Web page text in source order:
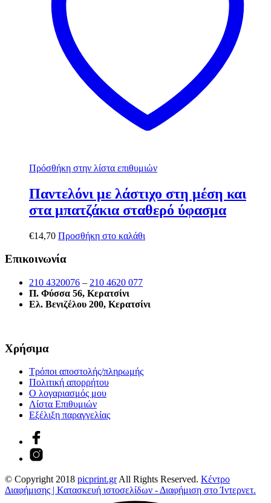
Πρόσθήκη στην λίστα επιθυμιών
Παντελόνι με λάστιχο στη μέση και
στα μπατζάκια σταθερό ύφασμα
€14,70 Προσθήκη στο καλάθι
Επικοινωνία
210 4320076 – 210 4620 077
Π. Φύσσα 56, Κερατσίνι
Ελ. Βενιζέλου 200, Κερατσίνι
Χρήσιμα
Τρόποι αποστολής/πληρωμής
Πολιτική απορρήτου
Ο λογαριασμός μου
Λίστα Επιθυμιών
Εξέλιξη παραγγελίας
© Copyright 2018 picprint.grAll Rights Reserved. Κέντρο
Διαφήμισης | Κατασκευή ιστοσελίδων - Διαφήμιση στο Ίντερνετ.